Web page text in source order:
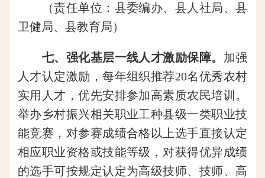
（责任单位：县委编办、县人社局、县
卫健局、县教育局）
七、强化基层一线人才激励保障。 加强
人才认定激励，每年组织推荐20名优秀农村
实用人才，优先安排参加高素质农民培训。
举办乡村振兴相关职业工种县级一类职业技
能竞赛，对参赛成绩合格以上选手直接认定
相应职业资格或技能等级，对获得优异成绩
的选手可按规定认定为高级技师、技师、高